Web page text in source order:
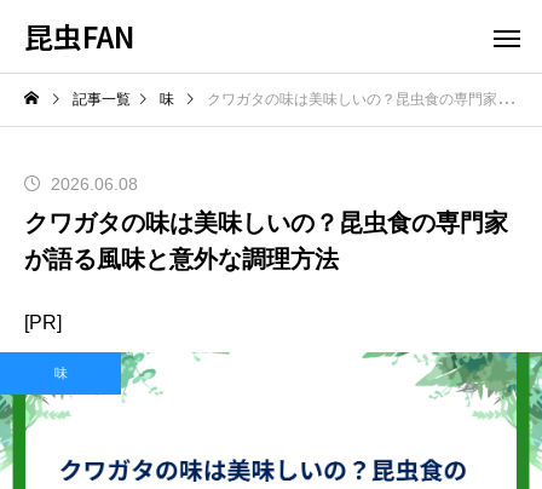
昆虫FAN
記事一覧 味 クワガタの味は美味しいの？昆虫食の専門家が語る風味と意外な調理方法
2026.06.08
クワガタの味は美味しいの？昆虫食の専門家
が語る風味と意外な調理方法
[PR]
味